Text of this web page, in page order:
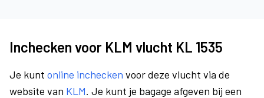
Inchecken voor KLM vlucht KL 1535
Je kunt online inchecken voor deze vlucht via de
website van KLM. Je kunt je bagage afgeven bij een